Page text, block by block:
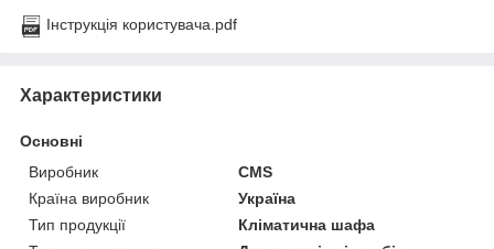
Інструкція користувача.pdf
Характеристики
Основні
Виробник
CMS
Країна виробник
Україна
Тип продукції
Кліматична шафа